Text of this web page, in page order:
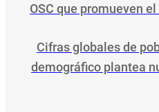
OSC que promueven
Cifras globales de
demográfico plantea